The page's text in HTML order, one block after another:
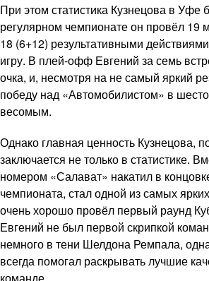
При этом статистика Кузнецова в Уфе
регулярном чемпионате он провёл 19
18 (6+12) результативными
игру. В плей-офф Евгений за семь
очка, и, несмотря на не самый яркий
победу над «Автомобилистом» в
весомым.
Однако главная ценность Кузнецова,
заключается не только в статистике.
номером «Салават» накатил в
чемпионата, стал одной из самых
очень хорошо провёл первый раунд
Евгений не был первой скрипкой
немного в тени Шелдона Ремпала,
всегда помогал раскрывать лучшие
команде.